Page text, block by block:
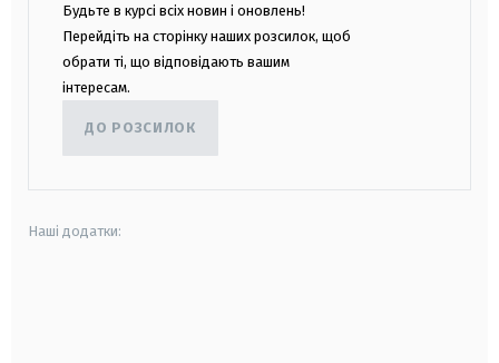
Будьте в курсі всіх новин і оновлень!
Перейдіть на сторінку наших розсилок, щоб
обрати ті, що відповідають вашим
інтересам.
ДО РОЗСИЛОК
Наші додатки: